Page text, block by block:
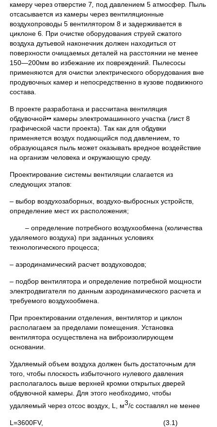
камеру через отверстие 7
под давлением 5 атмосфер Пыль
отсасывается из камеры через вентиляционные
воздухопроводы 5 вентилятором 8 и задерживается в
циклоне 6 При очистке оборудования струей сжатого
воздуха дутьевой наконечник должен находиться от
поверхности очищаемых деталей на расстоянии не менее
150—200мм во избежание их повреждений. Пылесосы
применяются для очистки электрического оборудования вне
продувочных камер и непосредственно в кузове подвижного
состава.
В проекте разработана и рассчитана вентиляция
обдувочной•• камеры электромашинного участка (лист 8
графической части проекта). Так как для обдувки
применяется воздух подающийся под давлением, то
образующаяся пыль может оказывать вредное воздействие
на организм человека и окружающую среду.
Проектирование системы вентиляции слагается из
следующих этапов:
– выбор воздухозаборных, воздухо-выбросных устройств,
определение мест их расположения;
– определение потребного воздухообмена (количества
удаляемого воздуха) при заданных условиях
технологического процесса;
– аэродинамический расчет воздуховодов;
– подбор вентилятора и определение потребной мощности
электродвигателя по данным аэродинамического расчета и
требуемого воздухообмена.
При проектировании отделения, вентилятор и циклон
располагаем за пределами помещения. Установка
вентилятора осуществлена на виброизолирующем
основании.
Удаляемый объем воздуха должен быть достаточным для
того, чтобы плоскость избыточного нулевого давления
располагалось выше верхней кромки открытых дверей
обдувочной камеры. Для этого необходимо, чтобы
удаляемый через отсос воздух, L, м3/с составлял не менее
L=3600FV, (3.1)